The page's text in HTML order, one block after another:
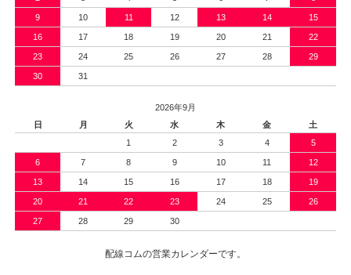
9 10 11 12 13 14 15
16 17 18 19 20 21 22
23 24 25 26 27 28 29
30 31
2026年9月
日
月 火 水 木 金
土
1
2 3 4 5
6 7 8 9 10 11 12
13 14 15 16 17 18 19
20 21 22 23 24 25 26
27 28 29 30
配線コムの営業カレンダーです。